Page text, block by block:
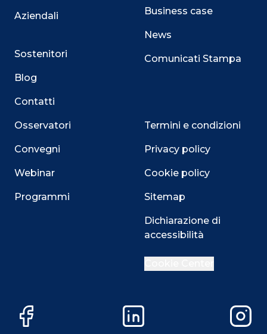
Aziendali
Sostenitori
Blog
Contatti
Osservatori
Convegni
Webinar
Programmi
Business case
News
Comunicati Stampa
Termini e condizioni
Privacy policy
Cookie policy
Sitemap
Dichiarazione di
accessibilità
Facebook LinkedIn
Su questo sito web utilizziamo cookie tecnici necessari
alla navigazione e funzionali all’erogazione del servizio.